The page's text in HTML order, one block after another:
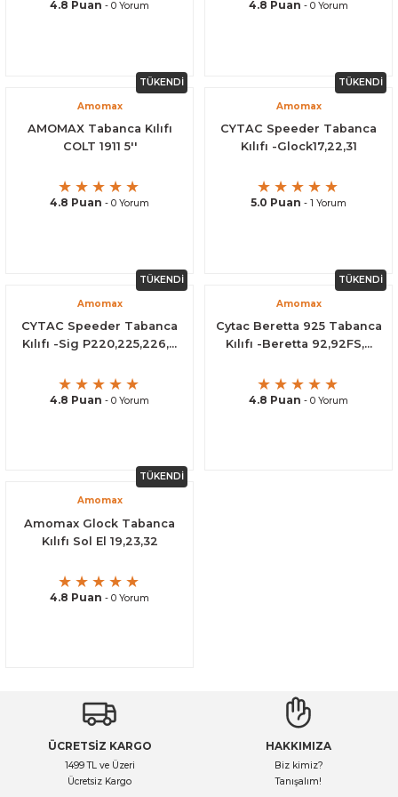
4.8 Puan - 0 Yorum 4.8 Puan - 0 Yorum
TÜKENDİ
Amomax
AMOMAX Tabanca Kılıfı
COLT 1911 5''
4.8 Puan - 0 Yorum
TÜKENDİ
Amomax
CYTAC Speeder Tabanca
Kılıfı -Glock17,22,31
5.0 Puan - 1 Yorum
TÜKENDİ
Amomax
CYTAC Speeder Tabanca
Kılıfı -Sig P220,225,226,...
4.8 Puan - 0 Yorum
TÜKENDİ
Amomax
Cytac Beretta 925 Tabanca
Kılıfı -Beretta 92,92FS,...
4.8 Puan - 0 Yorum
TÜKENDİ
Amomax
Amomax Glock Tabanca
Kılıfı Sol El 19,23,32
4.8 Puan - 0 Yorum
ÜCRETSİZ KARGO
1499 TL ve Üzeri
Ücretsiz Kargo
HAKKIMIZA
Biz kimiz?
Tanışalım!